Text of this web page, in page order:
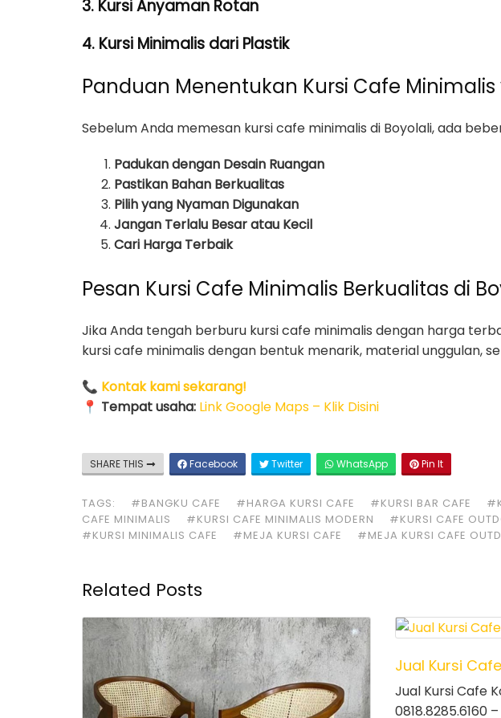
3. Kursi Anyaman Rotan
4. Kursi Minimalis dari Plastik
Panduan Menentukan Kursi Cafe
Sebelum Anda memesan kursi cafe minimalis di Boyolali, ada
Padukan dengan Desain Ruangan
Pastikan Bahan Berkualitas
Pilih yang Nyaman Digunakan
Jangan Terlalu Besar atau Kecil
Cari Harga Terbaik
Pesan Kursi Cafe Minimalis Berkualitas di
Jika Anda tengah berburu kursi cafe minimalis dengan harga
kursi cafe minimalis dengan bentuk menarik, material unggulan,
📞 Kontak kami sekarang!
📍 Tempat usaha: Link Google Maps – Klik Disini
SHARE THIS Facebook Twitter WhatsApp Pin It
TAGS: #BANGKU CAFE #HARGA KURSI CAFE #KURSI BAR CAFE
CAFE MINIMALIS
#KURSI CAFE MINIMALIS MODERN #KURSI CAFE
#KURSI MINIMALIS CAFE
#MEJA KURSI CAFE #MEJA KURSI CAFE
Related Posts
Jual Kursi
Jual Kursi Cafe
0818.8285.6160